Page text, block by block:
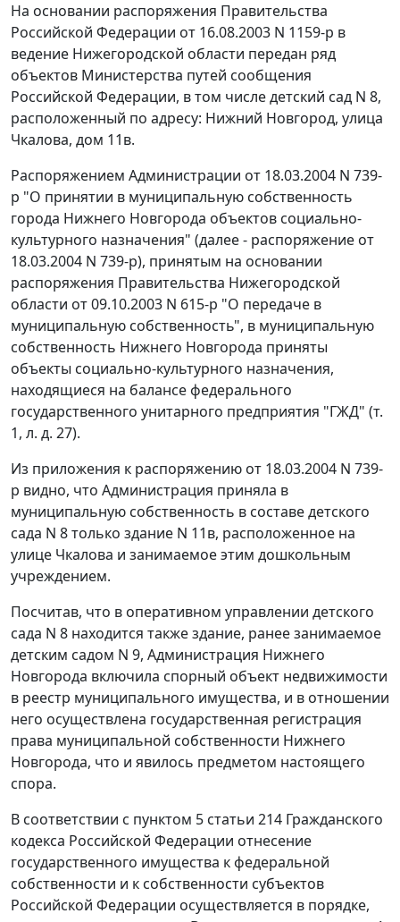
На основании распоряжения Правительства
Российской Федерации от 16.08.2003 N 1159-р в
ведение Нижегородской области передан ряд
объектов Министерства путей сообщения
Российской Федерации, в том числе детский сад N 8,
расположенный по адресу: Нижний Новгород, улица
Чкалова, дом 11в.
Распоряжением Администрации от 18.03.2004 N 739-
р "О принятии в муниципальную собственность
города Нижнего Новгорода объектов социально-
культурного назначения" (далее - распоряжение от
18.03.2004 N 739-р), принятым на основании
распоряжения Правительства Нижегородской
области от 09.10.2003 N 615-р "О передаче в
муниципальную собственность", в муниципальную
собственность Нижнего Новгорода приняты
объекты социально-культурного назначения,
находящиеся на балансе федерального
государственного унитарного предприятия "ГЖД" (т.
1, л. д. 27).
Из приложения к распоряжению от 18.03.2004 N 739-
р видно, что Администрация приняла в
муниципальную собственность в составе детского
сада N 8 только здание N 11в, расположенное на
улице Чкалова и занимаемое этим дошкольным
учреждением.
Посчитав, что в оперативном управлении детского
сада N 8 находится также здание, ранее занимаемое
детским садом N 9, Администрация Нижнего
Новгорода включила спорный объект недвижимости
в реестр муниципального имущества, и в отношении
него осуществлена государственная регистрация
права муниципальной собственности Нижнего
Новгорода, что и явилось предметом настоящего
спора.
В соответствии с пунктом 5 статьи 214 Гражданского
кодекса Российской Федерации отнесение
государственного имущества к федеральной
собственности и к собственности субъектов
Российской Федерации осуществляется в порядке,